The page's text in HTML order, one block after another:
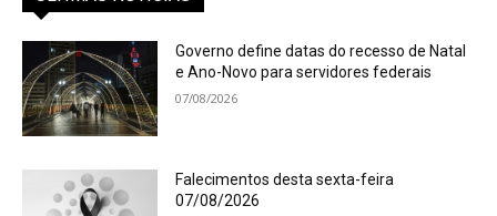
Governo define datas do recesso de Natal
e Ano-Novo para servidores federais
07/08/2026
Falecimentos desta sexta-feira
07/08/2026